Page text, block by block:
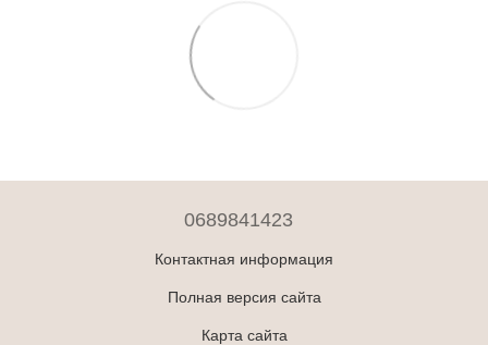
0689841423
Контактная информация
Полная версия сайта
Карта сайта